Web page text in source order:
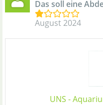
Das soll eine
August 2024
UNS -